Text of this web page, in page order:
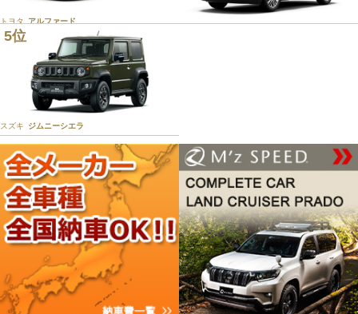
トヨタ アルファード
5位
スズキ ジムニーシエラ